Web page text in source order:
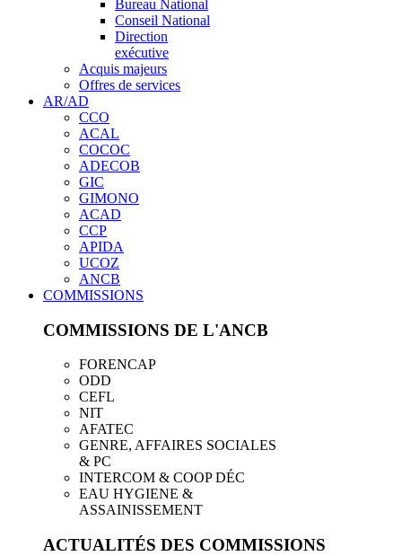
Bureau National
Conseil National
Direction
exécutive
Acquis majeurs
Offres de services
AR/AD
CCO
ACAL
COCOC
ADECOB
GIC
GIMONO
ACAD
CCP
APIDA
UCOZ
ANCB
COMMISSIONS
COMMISSIONS DE L'ANCB
FORENCAP
ODD
CEFL
NIT
AFATEC
GENRE, AFFAIRES SOCIALES
& PC
INTERCOM & COOP DÉC
EAU HYGIENE &
ASSAINISSEMENT
ACTUALITÉS DES COMMISSIONS